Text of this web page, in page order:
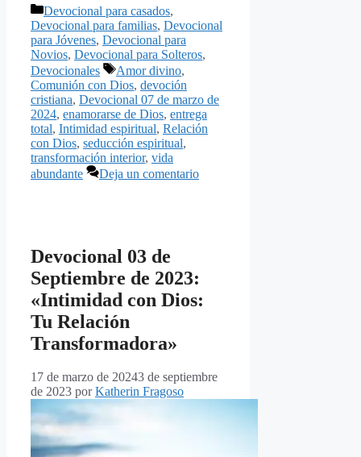
Categorías
Devocional para casados,
Devocional para familias, Devocional
para Jóvenes, Devocional para
Novios, Devocional para Solteros,
Devocionales
Etiquetas
Amor divino,
Comunión con Dios, devoción
cristiana, Devocional 07 de marzo de
2024, enamorarse de Dios, entrega
total, Intimidad espiritual, Relación
con Dios, seducción espiritual,
transformación interior, vida
abundante
Deja un comentario
Devocional 03 de
Septiembre de 2023:
«Intimidad con Dios:
Tu Relación
Transformadora»
17 de marzo de 20243 de septiembre
de 2023 porKatherin Fragoso